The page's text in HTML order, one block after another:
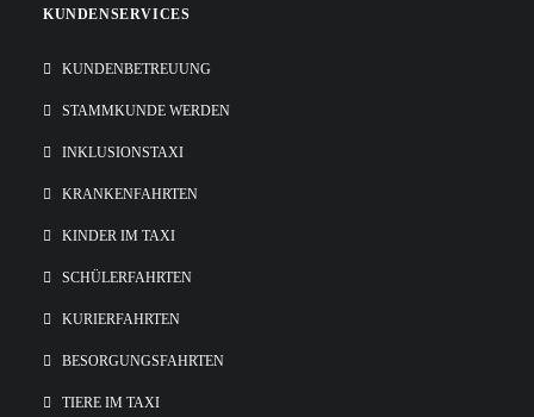
KUNDENSERVICES
KUNDENBETREUUNG
STAMMKUNDE WERDEN
INKLUSIONSTAXI
KRANKENFAHRTEN
KINDER IM TAXI
SCHÜLERFAHRTEN
KURIERFAHRTEN
BESORGUNGSFAHRTEN
TIERE IM TAXI